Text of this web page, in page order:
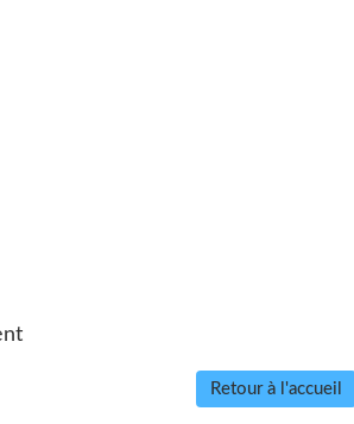
Retour à l'accueil